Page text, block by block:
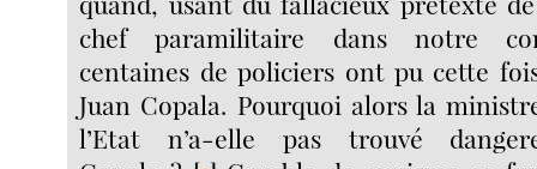
chef paramilitaire dans notre
centaines de policiers ont pu cette
Juan Copala. Pourquoi alors la
l’Etat n’a-elle pas trouvé